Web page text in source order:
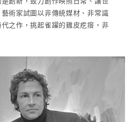
術家試圖以非傳統媒材、非常識
之作，挑起雀躍的雞皮疙瘩，非